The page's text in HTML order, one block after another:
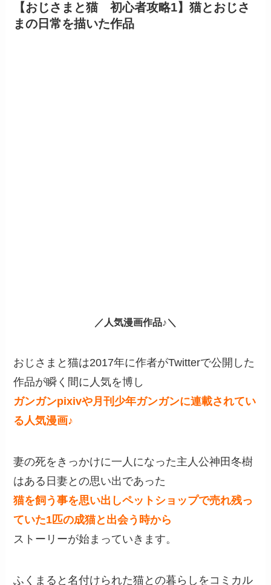
【おじさまと猫 初心者攻略1】猫とおじさ
まの日常を描いた作品
／人気漫画作品♪＼
おじさまと猫は2017年に作者がTwitterで公開した
作品が瞬く間に人気を博し
ガンガンpixivや月刊少年ガンガンに連載されてい
る人気漫画♪
妻の死をきっかけに一人になった主人公神田冬樹
はある日妻との思い出であった
猫を飼う事を思い出しペットショップで売れ残っ
ていた1匹の成猫と出会う時から
ストーリーが始まっていきます。
ふくまると名付けられた猫との暮らしをコミカル